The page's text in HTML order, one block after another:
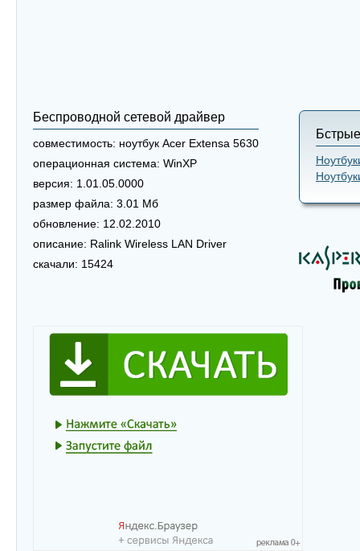
Беспроводной сетевой драйвер
совместимость: ноутбук Acer Extensa 5630
операционная система: WinXP
версия: 1.01.05.0000
размер файла: 3.01 Мб
обновление: 12.02.2010
описание: Ralink Wireless LAN Driver
скачали: 15424